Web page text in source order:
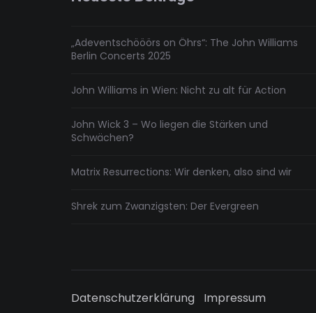
„Adeventschööörs on Öhrs“: The John Williams
Berlin Concerts 2025
John Williams in Wien: Nicht zu alt für Action
John Wick 3 – Wo liegen die Stärken und
Schwächen?
Matrix Resurrections: Wir denken, also sind wir
Shrek zum Zwanzigsten: Der Evergreen
Datenschutzerklärung Impressum